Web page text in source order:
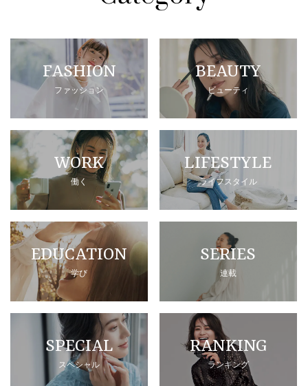
FASHION
ファッション
BEAUTY
ビューティ
WORK
働く
LIFESTYLE
ライフスタイル
EDUCATION
学び
SERIES
連載
SPECIAL
スペシャル
RANKING
ランキング